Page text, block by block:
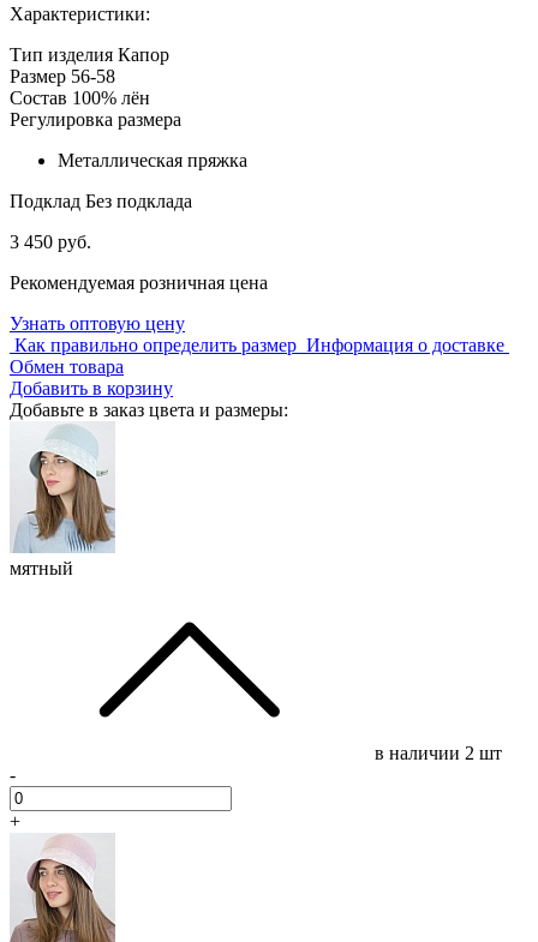
Характеристики:
Тип изделия Капор
Размер 56-58
Состав 100% лён
Регулировка размера
Металлическая пряжка
Подклад Без подклада
3 450 руб.
Рекомендуемая розничная цена
Узнать оптовую цену
Как правильно определить размер Информация о доставке
Обмен товара
Добавить в корзину
Добавьте в заказ цвета и размеры:
мятный
в наличии 2 шт
-
+